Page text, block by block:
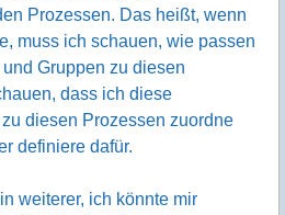
Prozessen. Das heißt, wenn
muss ich schauen, wie passen
Gruppen zu diesen
dass ich diese
diesen Prozessen zuordne
definiere dafür.
weiterer, ich könnte mir